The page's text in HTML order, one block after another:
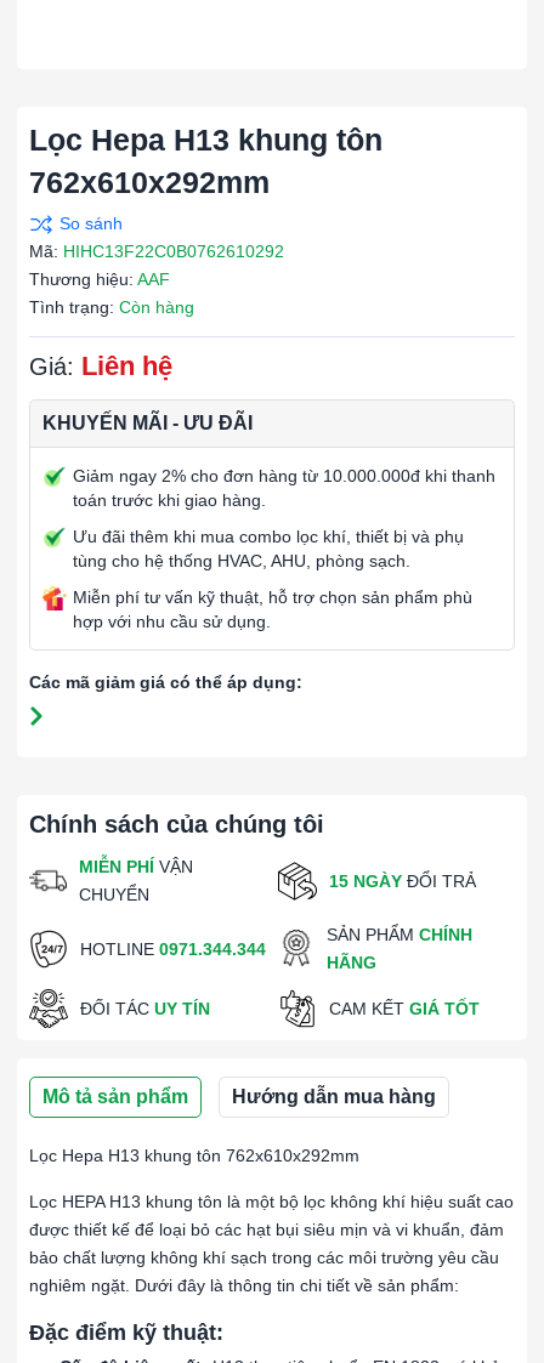
Chính sách của chúng tôi
MIỄN PHÍ VẬN
CHUYỂN
15 NGÀY ĐỔI TRẢ
HOTLINE 0971.344.344
SẢN PHẨMCHÍNH
HÃNG
ĐỐI TÁC UY TÍN CAM KẾT GIÁ TỐT
Mô tả sản phẩm Hướng dẫn mua hàng
Lọc Hepa H13 khung tôn 762x610x292mm
Lọc HEPA H13 khung tôn là một bộ lọc không khí hiệu suất cao
được thiết kế để loại bỏ các hạt bụi siêu mịn và vi khuẩn, đảm
bảo chất lượng không khí sạch trong các môi trường yêu cầu
nghiêm ngặt. Dưới đây là thông tin chi tiết về sản phẩm:
Đặc điểm kỹ thuật:
Lọc Hepa H13 khung tôn
762x610x292mm
Mã: HIHC13F22C0B0762610292
Thương hiệu: AAF
Tình trạng: Còn hàng
Giá: Liên hệ
KHUYẾN MÃI - ƯU ĐÃI
Giảm ngay 2% cho đơn hàng từ 10.000.000đ khi thanh
toán trước khi giao hàng.
Ưu đãi thêm khi mua combo lọc khí, thiết bị và phụ
tùng cho hệ thống HVAC, AHU, phòng sạch.
Miễn phí tư vấn kỹ thuật, hỗ trợ chọn sản phẩm phù
hợp với nhu cầu sử dụng.
Các mã giảm giá có thể áp dụng: